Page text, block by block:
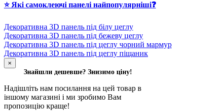
⭐ Які самоклеючі панелі найпопулярніші❓
Декоративна 3D панель під білу цеглу
Декоративна 3D панель під бежеву цеглу
Декоративна 3D панель під цеглу чорний мармур
Декоративна 3D панель під цеглу піщаник
×
Знайшли дешевше? Знизимо ціну!
Надішліть нам посилання на цей товар в
іншому магазині і ми зробимо Вам
пропозицію краще!